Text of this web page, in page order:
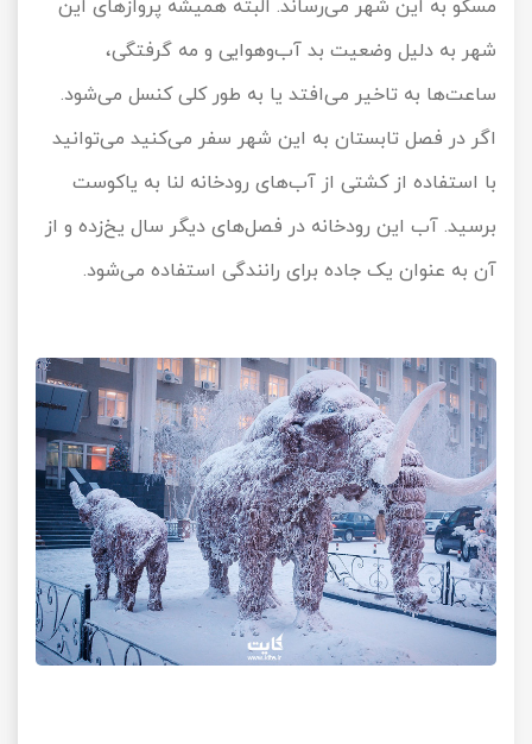
مسکو به این شهر می‌رساند. البته همیشه پروازهای این
شهر به دلیل وضعیت بد آب‌وهوایی و مه گرفتگی،
ساعت‌ها به تاخیر می‌افتد یا به طور کلی کنسل می‌شود.
اگر در فصل تابستان به این شهر سفر می‌کنید می‌توانید
با استفاده از کشتی از آب‌های رودخانه لنا به یاکوست
برسید. آب این رودخانه در فصل‌های دیگر سال یخ‌زده و از
آن به عنوان یک جاده برای رانندگی استفاده می‌شود.